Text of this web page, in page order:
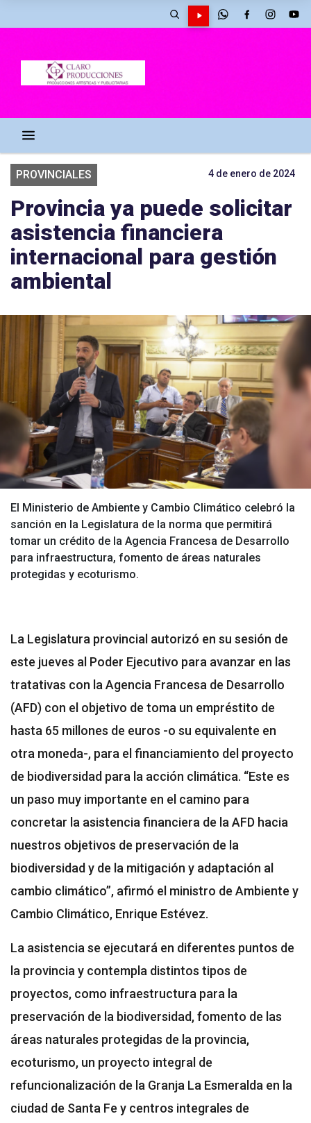
PROVINCIALES 4 de enero de 2024
Provincia ya puede solicitar
asistencia financiera
internacional para gestión
ambiental
El Ministerio de Ambiente y Cambio Climático celebró la
sanción en la Legislatura de la norma que permitirá
tomar un crédito de la Agencia Francesa de Desarrollo
para infraestructura, fomento de áreas naturales
protegidas y ecoturismo.
La Legislatura provincial autorizó en su sesión de
este jueves al Poder Ejecutivo para avanzar en las
tratativas con la Agencia Francesa de Desarrollo
(AFD) con el objetivo de toma un empréstito de
hasta 65 millones de euros -o su equivalente en
otra moneda-, para el financiamiento del proyecto
de biodiversidad para la acción climática. “Este es
un paso muy importante en el camino para
concretar la asistencia financiera de la AFD hacia
nuestros objetivos de preservación de la
biodiversidad y de la mitigación y adaptación al
cambio climático”, afirmó el ministro de Ambiente y
Cambio Climático, Enrique Estévez.
La asistencia se ejecutará en diferentes puntos de
la provincia y contempla distintos tipos de
proyectos, como infraestructura para la
preservación de la biodiversidad, fomento de las
áreas naturales protegidas de la provincia,
ecoturismo, un proyecto integral de
refuncionalización de la Granja La Esmeralda en la
ciudad de Santa Fe y centros integrales de